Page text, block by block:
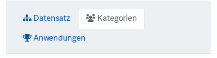
Datensatz Kategorien
Anwendungen